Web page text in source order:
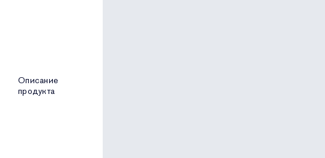
Описание
продукта